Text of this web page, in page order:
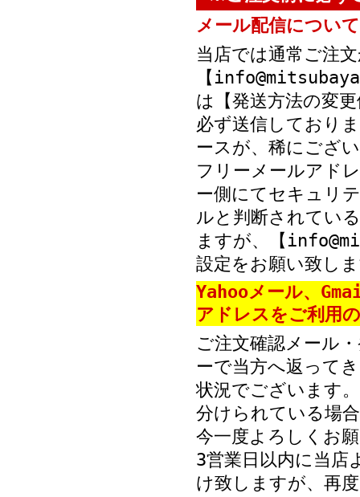
メール配信につい
当店では通常ご注
【
は【発送方法の変
必ず送信しており
ースが、稀にござ
フリーメールアド
ー側にてセキュリ
ルと判断されてい
ますが、【
設定をお願い致し
Yahooメール、
アドレスをご利用
ご注文確認メール
ーで当方へ返って
状況でございます
分けられている場
今一度よろしくお
3営業日以内に当店
け致しますが、再